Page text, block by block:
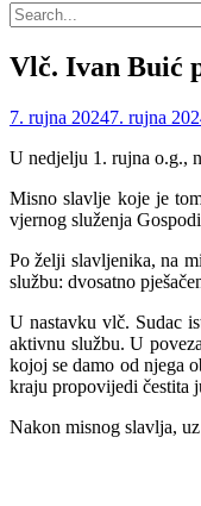
Search
Search
for:
Vlč. Ivan Buić
Posted
7. rujna 20247. rujna
U nedjelju 1. rujna o.g.,
Misno slavlje koje je
vjernog služenja
Po želji slavljenika, na
službu: dvosatno
U nastavku vlč. Sudac
aktivnu službu. U
kojoj se damo od njega
kraju propovijedi čestita
Nakon misnog slavlja,